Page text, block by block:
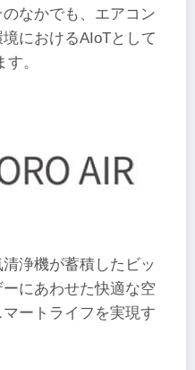
なかでも、エアコン
におけるAIoTとして
。
浄機が蓄積したビッ
にあわせた快適な空
ートライフを実現す